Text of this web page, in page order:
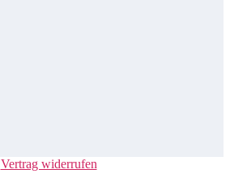
Vertrag widerrufen